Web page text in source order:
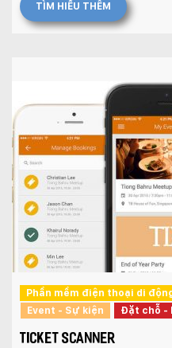
TÌM HIỂU THÊM
Phần mềm điện thoại di
Event - Sự kiện
Đặt chỗ -
TICKET SCANNER